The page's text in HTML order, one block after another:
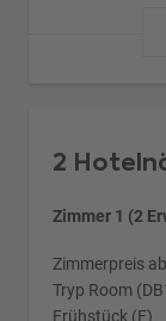
2
Zimmer 1 (2
Zimmerpreis
Tryp Room
Frühstück (F)